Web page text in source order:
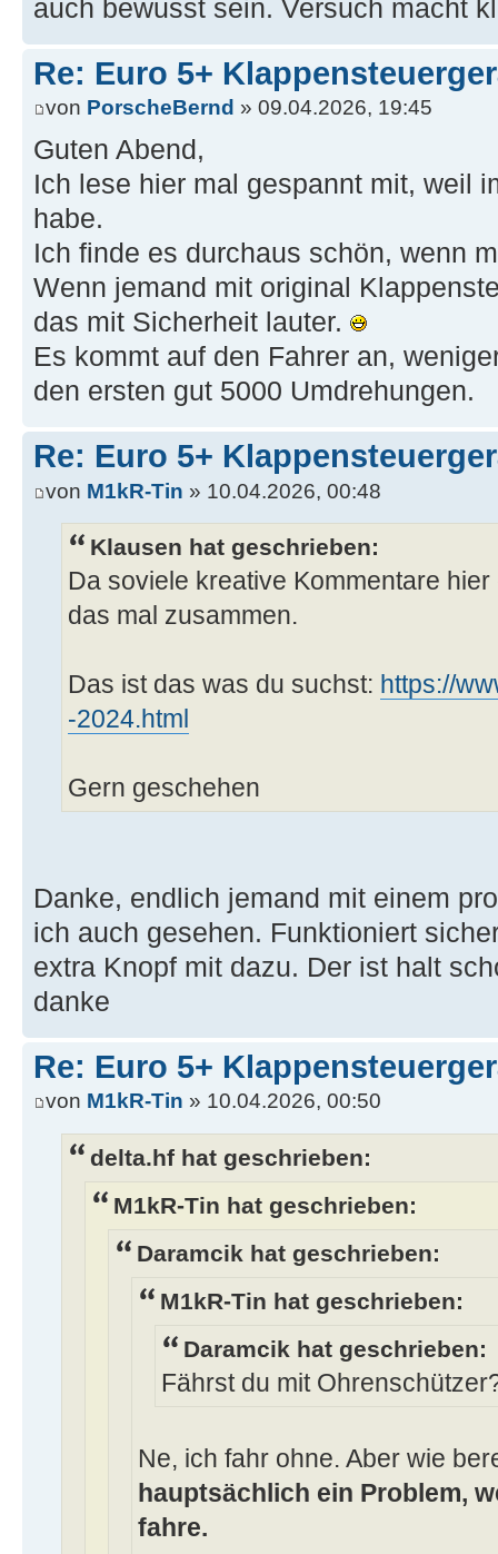
auch bewusst sein. Versuch macht
Re: Euro 5+
von PorscheBernd » 09.04.2026, 19:45
Guten Abend,
Ich lese hier mal gespannt mit, weil
habe.
Ich finde es durchaus schön, wenn
Wenn jemand mit original
das mit Sicherheit lauter.
Es kommt auf den Fahrer an,
den ersten gut 5000 Umdrehungen.
Re: Euro 5+
von M1kR-Tin » 10.04.2026, 00:48
Klausen hat geschrieben:
Da soviele kreative Kommentare
das mal zusammen.
Das ist das was du suchst: https://
-2024.html
Gern geschehen
Danke, endlich jemand mit einem
ich auch gesehen. Funktioniert
extra Knopf mit dazu. Der ist halt
danke
Re: Euro 5+
von M1kR-Tin » 10.04.2026, 00:50
delta.hf hat geschrieben:
M1kR-Tin hat geschrieben:
Daramcik hat geschrieben:
M1kR-Tin hat geschrieben:
Daramcik hat geschrieben:
Fährst du mit
Ne, ich fahr ohne. Aber wie
hauptsächlich ein Problem,
fahre.